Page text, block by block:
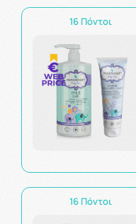
16 Πόντοι
16 Πόντοι